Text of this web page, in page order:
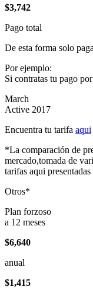
$3,742
Pago total
De esta forma solo
Por ejemplo:
Si contratas tu pago
March
Active 2017
Encuentra tu tarifa aqui
*La comparación de
mercado,tomada de
tarifas aqui
Otros*
Plan forzoso
a 12 meses
$6,640
anual
$1,415